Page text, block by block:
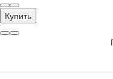
Купить